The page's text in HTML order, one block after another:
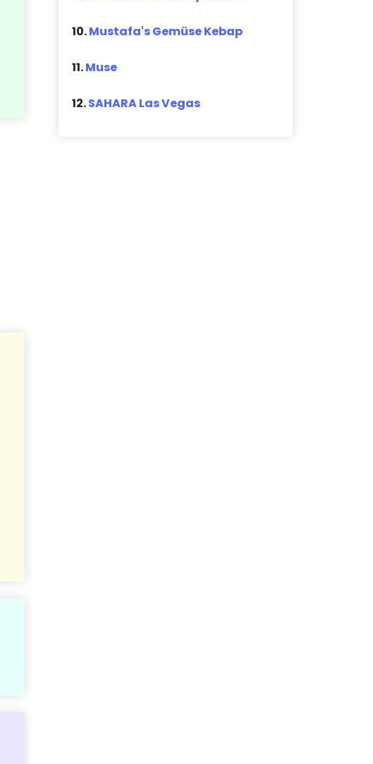
10.Mustafa's Gemüse Kebap
11.Muse
12.SAHARA Las Vegas